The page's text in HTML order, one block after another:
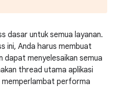
dasar untuk semua layanan.
ini, Anda harus membuat
menyelesaikan semua
thread utama aplikasi
performa